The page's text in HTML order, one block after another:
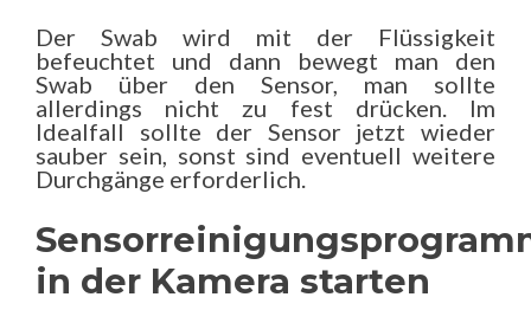
Der Swab wird mit der Flüssigkeit
befeuchtet und dann bewegt man den
Swab über den Sensor, man sollte
allerdings nicht zu fest drücken. Im
Idealfall sollte der Sensor jetzt wieder
sauber sein, sonst sind eventuell weitere
Durchgänge erforderlich.
in der Kamera starten